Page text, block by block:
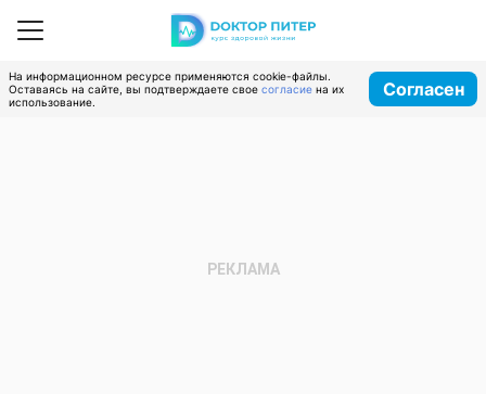
На информационном ресурсе применяются cookie-файлы.
Оставаясь на сайте, вы подтверждаете свое согласие на их
использование.
Согласен